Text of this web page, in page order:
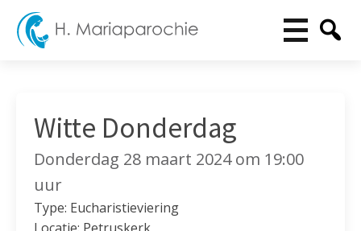
Witte Donderdag
Donderdag 28 maart 2024 om 19:00
uur
Type: Eucharistieviering